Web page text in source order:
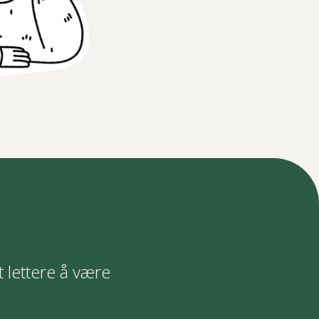
lettere å være